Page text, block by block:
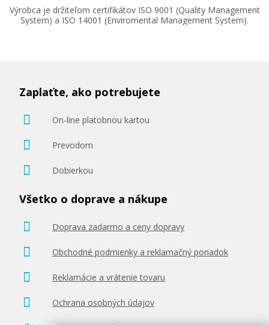
Výrobca je držiteľom certifikátov ISO 9001 (Quality Management
System) a ISO 14001 (Enviromental Management System).
Zaplaťte, ako potrebujete
On-line platobnou kartou
Prevodom
Dobierkou
Všetko o doprave a nákupe
Doprava zadarmo a ceny dopravy
Obchodné podmienky a reklamačný poriadok
Reklamácie a vrátenie tovaru
Ochrana osobných údajov